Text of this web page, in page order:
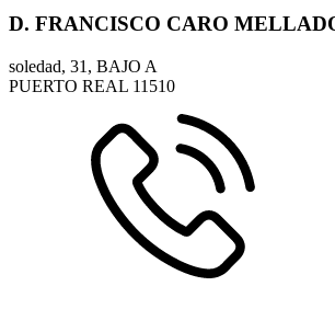
D. FRANCISCO CARO
soledad, 31, BAJO A
PUERTO REAL 11510